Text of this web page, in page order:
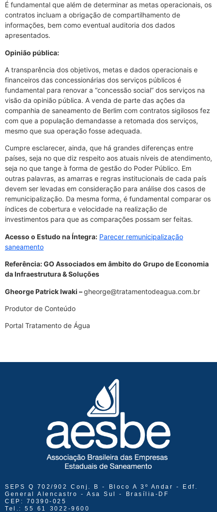
É fundamental que além de determinar as metas operacionais, os
contratos incluam a obrigação de compartilhamento de
informações, bem como eventual auditoria dos dados
apresentados.
Opinião pública:
A transparência dos objetivos, metas e dados operacionais e
financeiros das concessionárias dos serviços públicos é
fundamental para renovar a “concessão social” dos serviços na
visão da opinião pública. A venda de parte das ações da
companhia de saneamento de Berlim com contratos sigilosos fez
com que a população demandasse a retomada dos serviços,
mesmo que sua operação fosse adequada.
Cumpre esclarecer, ainda, que há grandes diferenças entre
países, seja no que diz respeito aos atuais níveis de atendimento,
seja no que tange à forma de gestão do Poder Público. Em
outras palavras, as amarras e regras institucionais de cada país
devem ser levadas em consideração para análise dos casos de
remunicipalização. Da mesma forma, é fundamental comparar os
índices de cobertura e velocidade na realização de
investimentos para que as comparações possam ser feitas.
Acesso o Estudo na Íntegra: Parecer remunicipalização
saneamento
Referência: GO Associados em âmbito do Grupo de Economia
da Infraestrutura & Soluções
Gheorge Patrick Iwaki –gheorge@tratamentodeagua.com.br
Produtor de Conteúdo
Portal Tratamento de Água
SEPS Q 702/902 Conj. B - Bloco A 3º Andar - Edf.
General Alencastro - Asa Sul - Brasília-DF
CEP: 70390-025
Tel.: 55 61 3022-9600